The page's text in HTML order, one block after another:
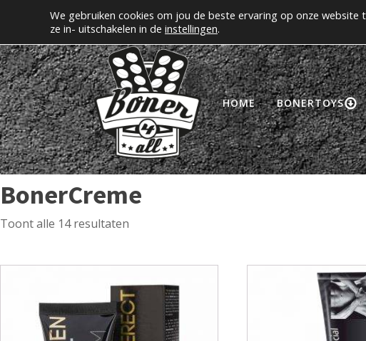
Erectiepillen kopen bij boner4all.nl MIJN ACCOUNT
HOME BONERTOYS
BonerCreme
Toont alle 14 resultaten
We gebruiken cookies om jou de beste ervaring op onze
ze in- uitschakelen in de instellingen.